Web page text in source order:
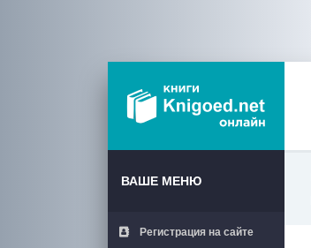
ВАШЕ МЕНЮ
Регистрация на сайте